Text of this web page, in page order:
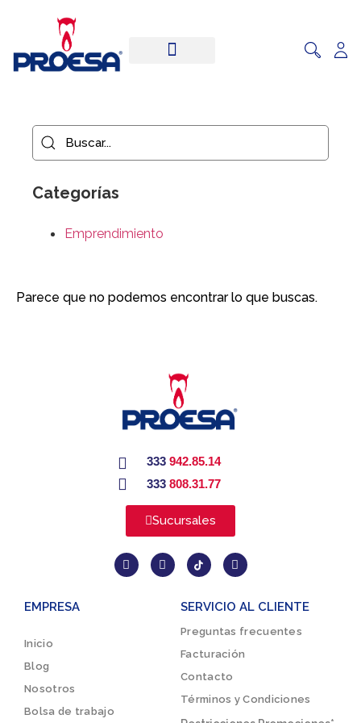
Categorías
Emprendimiento
Parece que no podemos encontrar lo que buscas.
333 942.85.14
333 808.31.77
Sucursales
EMPRESA
Inicio
Blog
Nosotros
Bolsa de trabajo
SERVICIO AL CLIENTE
Preguntas frecuentes
Facturación
Contacto
Términos y Condiciones